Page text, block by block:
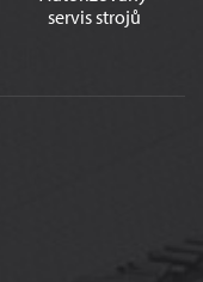
servis strojů